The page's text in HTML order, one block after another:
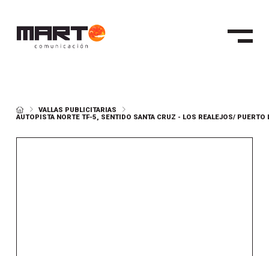
HOMEVALLAS PUBLICITARIAS
AUTOPISTA NORTE TF-5, SENTIDO SANTA CRUZ - LOS REALEJOS/ PUERTO